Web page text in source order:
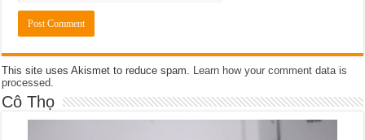
This site uses Akismet to reduce spam.
Learn how your comment data is
processed
Cô Thọ